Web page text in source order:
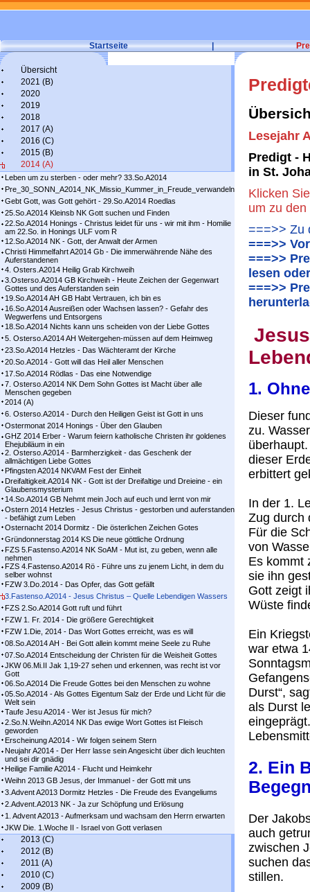
Startseite |
Übersicht
2021 (B)
2020
2019
2018
2017 (A)
2016 (C)
2015 (B)
2014 (A)
Leben um zu sterben - oder mehr? 33.So.A2014
Pre_30_SONN_A2014_NK_Missio_Kummer_in_Freude_verwandeln
Gebt Gott, was Gott gehört - 29.So.A2014 Roedlas
25.So.A2014 Kleinsb NK Gott suchen und Finden
22.So.A2014 Honings - Christus leidet für uns - wir mit ihm - Homilie
am 22.So. in Honings ULF vom R
12.So.A2014 NK - Gott, der Anwalt der Armen
Christi Himmelfahrt A2014 Gb - Die immerwährende Nähe des
Auferstandenen
4. Osters.A2014 Heilig Grab Kirchweih
3.Osterso.A2014 GB Kirchweih - Heute Zeichen der Gegenwart
Gottes und des Auferstanden sein
19.So.A2014 AH GB Habt Vertrauen, ich bin es
16.So.A2014 Ausreißen oder Wachsen lassen? - Gefahr des
Wegwerfens und Entsorgens
18.So.A2014 Nichts kann uns scheiden von der Liebe Gottes
5. Osterso.A2014 AH Weitergehen-müssen auf dem Heimweg
23.So.A2014 Hetzles - Das Wächteramt der Kirche
20.So.A2014 - Gott will das Heil aller Menschen
17.So.A2014 Rödlas - Das eine Notwendige
7. Osterso.A2014 NK Dem Sohn Gottes ist Macht über alle
Menschen gegeben
2014 (A)
6. Osterso.A2014 - Durch den Heiligen Geist ist Gott in uns
Ostermonat 2014 Honings - Über den Glauben
GHZ 2014 Erber - Warum feiern katholische Christen ihr goldenes
Ehejubiläum in ein
2. Osterso.A2014 - Barmherzigkeit - das Geschenk der
allmächtigen Liebe Gottes
Pfingsten A2014 NKVAM Fest der Einheit
Dreifaltigkeit.A2014 NK - Gott ist der Dreifaltige und Dreieine - ein
Glaubensmysterium
14.So.A2014 GB Nehmt mein Joch auf euch und lernt von mir
Ostern 2014 Hetzles - Jesus Christus - gestorben und auferstanden
- befähigt zum Leben
Osternacht 2014 Dormitz - Die österlichen Zeichen Gotes
Gründonnerstag 2014 KS Die neue göttliche Ordnung
FZS 5.Fastenso.A2014 NK SoAM - Mut ist, zu geben, wenn alle
nehmen
FZS 4.Fastenso.A2014 Rö - Führe uns zu jenem Licht, in dem du
selber wohnst
FZW 3.Do.2014 - Das Opfer, das Gott gefällt
3.Fastenso.A2014 - Jesus Christus – Quelle Lebendigen Wassers
FZS 2.So.A2014 Gott ruft und führt
FZW 1. Fr. 2014 - Die größere Gerechtigkeit
FZW 1.Die, 2014 - Das Wort Gottes erreicht, was es will
08.So.A2014 AH - Bei Gott allein kommt meine Seele zu Ruhe
07.So.A2014 Entscheidung der Christen für die Weisheit Gottes
JKW 06.Mi.II Jak 1,19-27 sehen und erkennen, was recht ist vor
Gott
06.So.A2014 Die Freude Gottes bei den Menschen zu wohne
05.So.A2014 - Als Gottes Eigentum Salz der Erde und Licht für die
Welt sein
Taufe Jesu A2014 - Wer ist Jesus für mich?
2.So.N.Weihn.A2014 NK Das ewige Wort Gottes ist Fleisch
geworden
Erscheinung A2014 - Wir folgen seinem Stern
Neujahr A2014 - Der Herr lasse sein Angesicht über dich leuchten
und sei dir gnädig
Heilige Familie A2014 - Flucht und Heimkehr
Weihn 2013 GB Jesus, der Immanuel - der Gott mit uns
3.Advent A2013 Dormitz Hetzles - Die Freude des Evangeliums
2.Advent.A2013 NK - Ja zur Schöpfung und Erlösung
1. Advent A2013 - Aufmerksam und wachsam den Herrn erwarten
JKW Die. 1.Woche II - Israel von Gott verlasen
2013 (C)
2012 (B)
2011 (A)
2010 (C)
2009 (B)
Lesejahr
Predigt -
in St.
Klicken
um zu
===>> Zu
===>>
===>>
lesen
===>>
1.
Dieser
zu.
dieser
erbittert
In der 1.
Zug durch
Für die
von
Es kommt
sie ihn
Gott zeigt
Wüste
Ein
war etwa
Durst“,
als Durst
2. Ein
Der
auch
zwischen
suchen
stillen.